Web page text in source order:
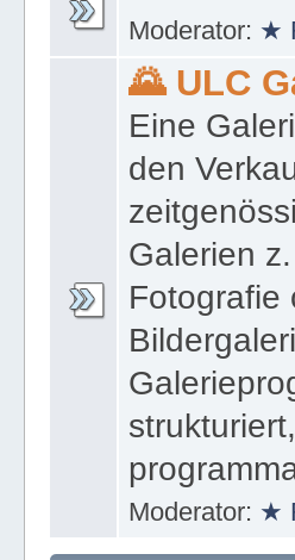
Moderator: ★
🌄 ULC
Eine
den
Galerien
Fotografie
Moderator: ★